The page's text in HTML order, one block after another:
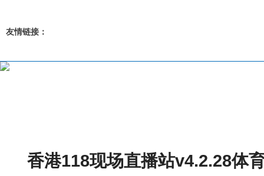
友情链接：
香港118现场直播站v4.2.28体